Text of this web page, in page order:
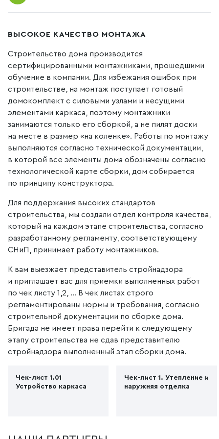
Это комплексное решение кардинально отличается
от стандартного теплого пола, который
предлагается сегодня на рынке строительства.
Благодаря этой системе, отсутствует
необходимость в установке дорогостоящего
фундамента – монолитной плиты. Время на установку
сокращается в разы. При эксплуатации такого пола
Вы получаете максимум комфорта за разумные
деньги.
Доступная цена при высоком качестве.
эксплуатации.
материалов отделки гораздо шире, чем предлагают
если любая другая компания построит дом в
аналогичной комплектации, его стоимость будет
выше на 20 – 30%!
ВЫСОКОЕ КАЧЕСТВО МОНТАЖА
Строительство дома производится
сертифицированными монтажниками, прошедшими
обучение в компании. Для избежания ошибок при
строительстве, на монтаж поступает готовый
домокомплект с силовыми узлами и несущими
элементами каркаса, поэтому монтажники
занимаются только его сборкой, а не пилят доски
на месте в размер «на коленке». Работы по монтажу
выполняются согласно технической документации,
в которой все элементы дома обозначены согласно
технологической карте сборки, дом собирается
по принципу конструктора.
Для поддержания высоких стандартов
строительства, мы создали отдел контроля качества,
который на каждом этапе строительства, согласно
разработанному регламенту, соответствующему
СНиП, принимает работу монтажников.
К вам выезжает представитель стройнадзора
и приглашает вас для приемки выполненных работ
по чек листу 1,2, ... В чек листах строго
регламентированы нормы и требования, согласно
строительной документации по сборке дома.
Бригада не имеет права перейти к следующему
этапу строительства не сдав представителю
стройнадзора выполненный этап сборки дома.
Чек-лист 1.01
Устройство каркаса
Чек-лист 1. Утепление и
наружняя отделка